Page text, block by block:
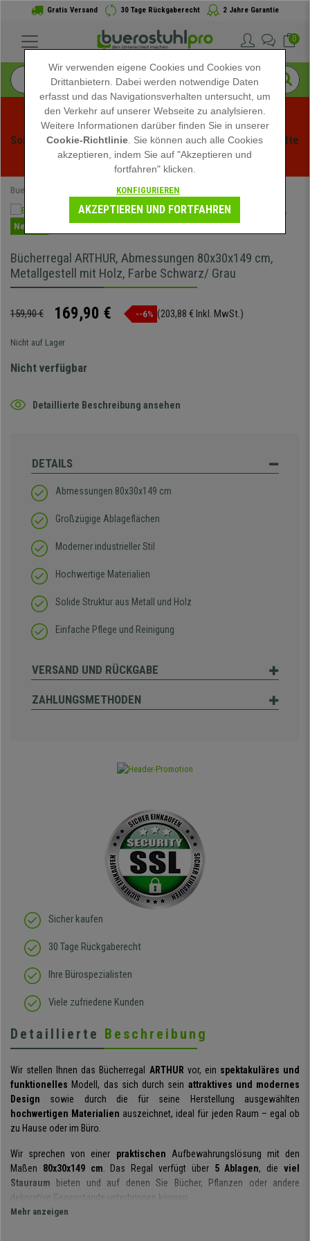
Gratis Versand 30 Tage Rückgaberecht 2 Jahre Garantie
0
Sommerschlussverauf bei buerstuhlpro! Exklusive Rabatte
für kurze Zeit - Aktion ansehen -
Buerostuhlpro Büroschränke
Neuheit
Bücherregal ARTHUR, Abmessungen 80x30x149 cm,
Metallgestell mit Holz, Farbe Schwarz/ Grau
159,90 € 169,90 € --6% (203,88 € Inkl. MwSt.)
Nicht auf Lager
Nicht verfügbar
Detaillierte Beschreibung ansehen
DETAILS
Abmessungen 80x30x149 cm
Großzügige Ablageflächen
Moderner industrieller Stil
Hochwertige Materialien
Solide Struktur aus Metall und Holz
Einfache Pflege und Reinigung
VERSAND UND RÜCKGABE
ZAHLUNGSMETHODEN
Sicher kaufen
30 Tage Rückgaberecht
Ihre Bürospezialisten
Viele zufriedene Kunden
Detaillierte Beschreibung
Wir stellen Ihnen das Bücherregal ARTHUR vor, ein spektakuläres und
funktionelles Modell, das sich durch sein attraktives und modernes
Design sowie durch die für seine Herstellung ausgewählten
hochwertigen Materialien auszeichnet, ideal für jeden Raum – egal ob
zu Hause oder im Büro.
Wir sprechen von einer praktischen Aufbewahrungslösung mit den
Maßen 80x30x149 cm. Das Regal verfügt über 5 Ablagen, dieviel
Stauraum bieten und auf denen Sie Bücher, Pflanzen oder andere
dekorative Gegenstände unterbringen können.
Mehr anzeigen
Wir verwenden eigene Cookies und Cookies von
Drittanbietern. Dabei werden notwendige Daten
erfasst und das Navigationsverhalten untersucht, um
den Verkehr auf unserer Webseite zu analylsieren.
Weitere Informationen darüber finden Sie in unserer
Cookie-Richtlinie . Sie können auch alle Cookies
akzeptieren, indem Sie auf "Akzeptieren und
fortfahren" klicken.
KONFIGURIEREN
AKZEPTIEREN UND FORTFAHREN